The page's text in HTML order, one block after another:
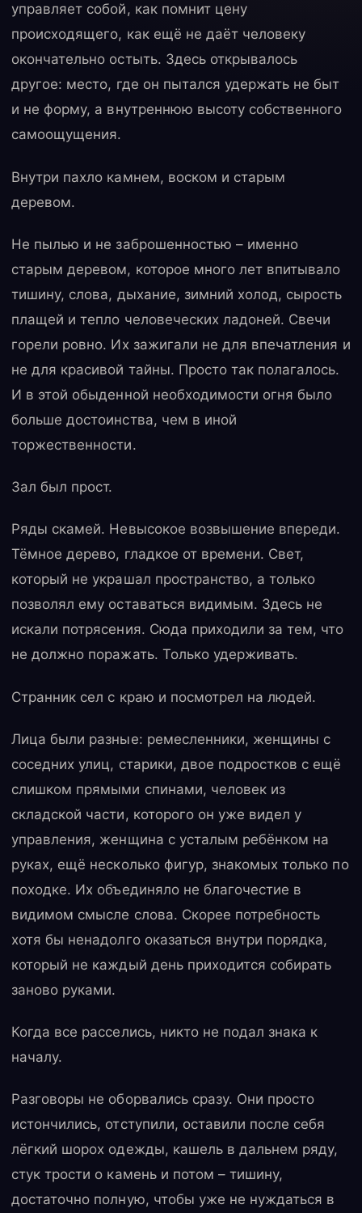
управляет собой, как помнит цену
происходящего, как ещё не даёт человеку
окончательно остыть. Здесь открывалось
другое: место, где он пытался удержать не быт
и не форму, а внутреннюю высоту собственного
самоощущения.
Внутри пахло камнем, воском и старым
деревом.
Не пылью и не заброшенностью – именно
старым деревом, которое много лет впитывало
тишину, слова, дыхание, зимний холод, сырость
плащей и тепло человеческих ладоней. Свечи
горели ровно. Их зажигали не для впечатления и
не для красивой тайны. Просто так полагалось.
И в этой обыденной необходимости огня было
больше достоинства, чем в иной
торжественности.
Зал был прост.
Ряды скамей. Невысокое возвышение впереди.
Тёмное дерево, гладкое от времени. Свет,
который не украшал пространство, а только
позволял ему оставаться видимым. Здесь не
искали потрясения. Сюда приходили за тем, что
не должно поражать. Только удерживать.
Странник сел с краю и посмотрел на людей.
Лица были разные: ремесленники, женщины с
соседних улиц, старики, двое подростков с ещё
слишком прямыми спинами, человек из
складской части, которого он уже видел у
управления, женщина с усталым ребёнком на
руках, ещё несколько фигур, знакомых только по
походке. Их объединяло не благочестие в
видимом смысле слова. Скорее потребность
хотя бы ненадолго оказаться внутри порядка,
который не каждый день приходится собирать
заново руками.
Когда все расселись, никто не подал знака к
началу.
Разговоры не оборвались сразу. Они просто
истончились, отступили, оставили после себя
лёгкий шорох одежды, кашель в дальнем ряду,
стук трости о камень и потом – тишину,
достаточно полную, чтобы уже не нуждаться в